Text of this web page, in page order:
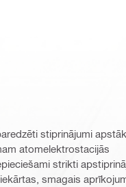
stiprinājumi
atomelektrostacijās
strikti
smagais